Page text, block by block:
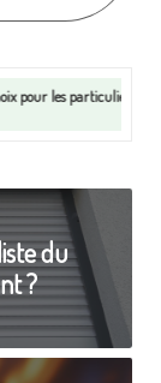
en 2026
du
?